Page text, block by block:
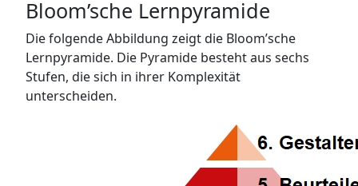
Bloom’sche Lernpyramide
Die folgende Abbildung zeigt die Bloom’sche
Lernpyramide. Die Pyramide besteht aus sechs
Stufen, die sich in ihrer Komplexität
unterscheiden.